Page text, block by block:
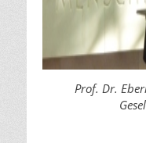
Prof. Dr.